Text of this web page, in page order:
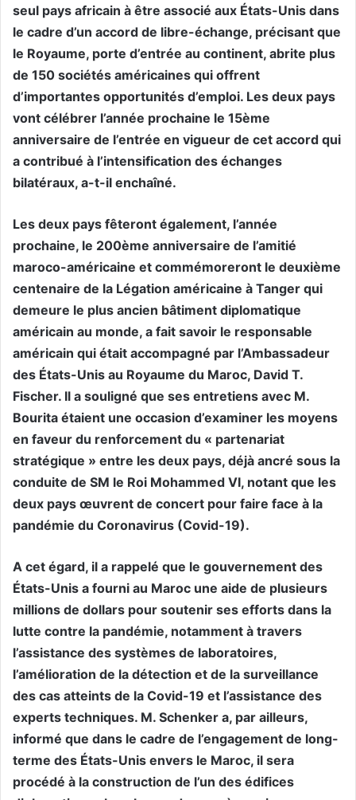
seul pays africain à être associé aux États-Unis dans
le cadre d’un accord de libre-échange, précisant que
le Royaume, porte d’entrée au continent, abrite plus
de 150 sociétés américaines qui offrent
d’importantes opportunités d’emploi. Les deux pays
vont célébrer l’année prochaine le 15ème
anniversaire de l’entrée en vigueur de cet accord qui
a contribué à l’intensification des échanges
bilatéraux, a-t-il enchaîné.
Les deux pays fêteront également, l’année
prochaine, le 200ème anniversaire de l’amitié
maroco-américaine et commémoreront le deuxième
centenaire de la Légation américaine à Tanger qui
demeure le plus ancien bâtiment diplomatique
américain au monde, a fait savoir le responsable
américain qui était accompagné par l’Ambassadeur
des États-Unis au Royaume du Maroc, David T.
Fischer. Il a souligné que ses entretiens avec M.
Bourita étaient une occasion d’examiner les moyens
en faveur du renforcement du « partenariat
stratégique » entre les deux pays, déjà ancré sous la
conduite de SM le Roi Mohammed VI, notant que les
deux pays œuvrent de concert pour faire face à la
pandémie du Coronavirus (Covid-19).
A cet égard, il a rappelé que le gouvernement des
États-Unis a fourni au Maroc une aide de plusieurs
millions de dollars pour soutenir ses efforts dans la
lutte contre la pandémie, notamment à travers
l’assistance des systèmes de laboratoires,
l’amélioration de la détection et de la surveillance
des cas atteints de la Covid-19 et l’assistance des
experts techniques. M. Schenker a, par ailleurs,
informé que dans le cadre de l’engagement de long-
terme des États-Unis envers le Maroc, il sera
procédé à la construction de l’un des édifices